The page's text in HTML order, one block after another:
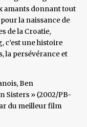
amants donnant tout
la naissance de
de la Croatie,
c’est une histoire
la persévérance et
Ben
Sisters » (2002/PB-
du meilleur film